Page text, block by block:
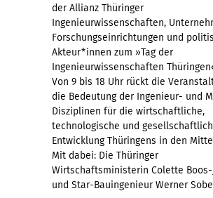
der Allianz Thüringer
Ingenieurwissenschaften,
Forschungseinrichtungen und
Akteur*innen zum »Tag der
Ingenieurwissenschaften
Von 9 bis 18 Uhr rückt die
die Bedeutung der Ingenieur- und
Disziplinen für die wirtschaftliche,
technologische und
Entwicklung Thüringens in den
Mit dabei: Die Thüringer
Wirtschaftsministerin Colette Boos-
und Star-Bauingenieur Werner